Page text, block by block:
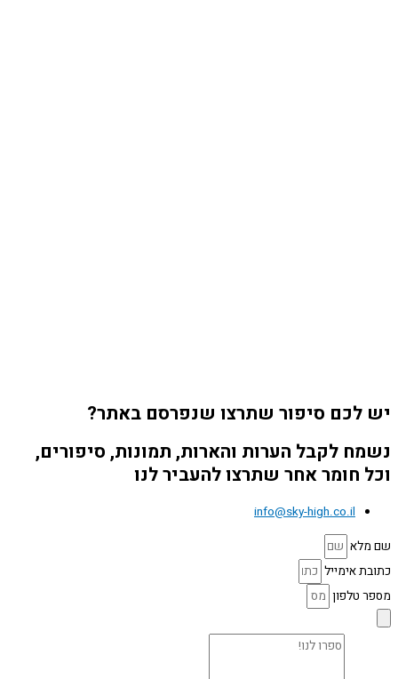
יש לכם סיפור שתרצו שנפרסם באתר?
נשמח לקבל הערות והארות, תמונות, סיפורים,
וכל חומר אחר שתרצו להעביר לנו
info@sky-high.co.il
שם מלא
כתובת אימייל
מספר טלפון